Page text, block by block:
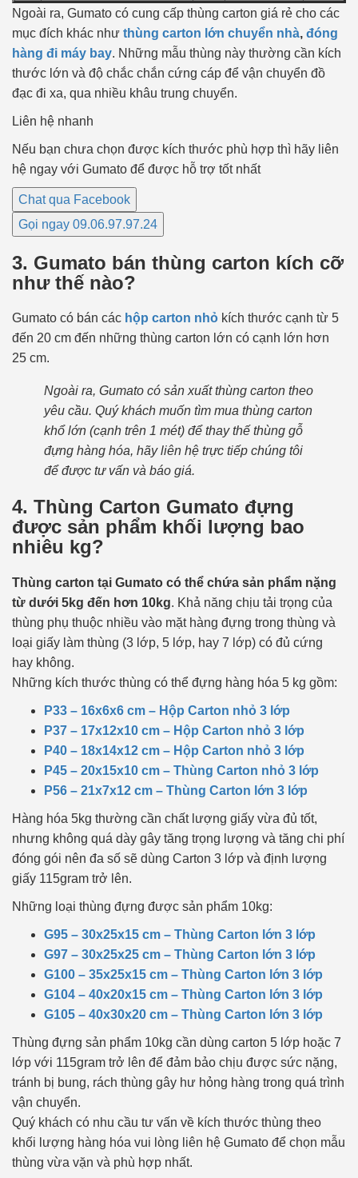
Ngoài ra, Gumato có cung cấp thùng carton giá rẻ cho các
mục đích khác như thùng carton lớn chuyển nhà, đóng
hàng đi máy bay. Những mẫu thùng này thường cần kích
thước lớn và độ chắc chắn cứng cáp để vận chuyển đồ
đạc đi xa, qua nhiều khâu trung chuyển.
Liên hệ nhanh
Nếu bạn chưa chọn được kích thước phù hợp thì hãy liên
hệ ngay với Gumato để được hỗ trợ tốt nhất
Chat qua Facebook
Gọi ngay 09.06.97.97.24
3. Gumato bán thùng carton kích cỡ
như thế nào?
Gumato có bán các hộp carton nhỏ kích thước cạnh từ 5
đến 20 cm đến những thùng carton lớn có cạnh lớn hơn
25 cm.
Ngoài ra, Gumato có sản xuất thùng carton theo
yêu cầu. Quý khách muốn tìm mua thùng carton
khổ lớn (cạnh trên 1 mét) để thay thế thùng gỗ
đựng hàng hóa, hãy liên hệ trực tiếp chúng tôi
để được tư vấn và báo giá.
4. Thùng Carton Gumato đựng
được sản phẩm khối lượng bao
nhiêu kg?
Thùng carton tại Gumato có thể chứa sản phẩm nặng
từ dưới 5kg đến hơn 10kg. Khả năng chịu tải trọng của
thùng phụ thuộc nhiều vào mặt hàng đựng trong thùng và
loại giấy làm thùng (3 lớp, 5 lớp, hay 7 lớp) có đủ cứng
hay không.
Những kích thước thùng có thể đựng hàng hóa 5 kg gồm:
P33 – 16x6x6 cm – Hộp Carton nhỏ 3 lớp
P37 – 17x12x10 cm – Hộp Carton nhỏ 3 lớp
P40 – 18x14x12 cm – Hộp Carton nhỏ 3 lớp
P45 – 20x15x10 cm – Thùng Carton nhỏ 3 lớp
P56 – 21x7x12 cm – Thùng Carton lớn 3 lớp
Hàng hóa 5kg thường cần chất lượng giấy vừa đủ tốt,
nhưng không quá dày gây tăng trọng lượng và tăng chi phí
đóng gói nên đa số sẽ dùng Carton 3 lớp và định lượng
giấy 115gram trở lên.
Những loại thùng đựng được sản phẩm 10kg:
G95 – 30x25x15 cm – Thùng Carton lớn 3 lớp
G97 – 30x25x25 cm – Thùng Carton lớn 3 lớp
G100 – 35x25x15 cm – Thùng Carton lớn 3 lớp
G104 – 40x20x15 cm – Thùng Carton lớn 3 lớp
G105 – 40x30x20 cm – Thùng Carton lớn 3 lớp
Thùng đựng sản phẩm 10kg cần dùng carton 5 lớp hoặc 7
lớp với 115gram trở lên để đảm bảo chịu được sức nặng,
tránh bị bung, rách thùng gây hư hỏng hàng trong quá trình
vận chuyển.
Quý khách có nhu cầu tư vấn về kích thước thùng theo
khối lượng hàng hóa vui lòng liên hệ Gumato để chọn mẫu
thùng vừa vặn và phù hợp nhất.